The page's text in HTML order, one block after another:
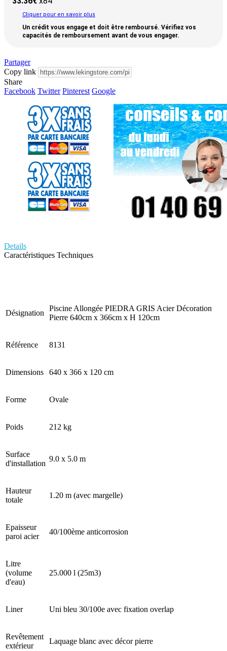
Cliquer pour en savoir plus
Un crédit vous engage et doit être remboursé. Vérifiez vos
capacités de remboursement avant de vous engager.
Partager
Copy link
Share
Facebook Twitter Pinterest Google
Details
Caractéristiques Techniques
Désignation
Piscine Allongée PIEDRA GRIS Acier Décoration
Pierre 640cm x 366cm x H 120cm
Référence 8131
Dimensions 640 x 366 x 120 cm
Forme Ovale
Poids 212 kg
Surface
d'installation
9.0 x 5.0 m
Hauteur
totale
1.20 m (avec margelle)
Epaisseur
paroi acier
40/100ème anticorrosion
Litre
(volume
d'eau)
25.000 l (25m3)
Liner Uni bleu 30/100e avec fixation overlap
Revêtement
extérieur
Laquage blanc avec décor pierre